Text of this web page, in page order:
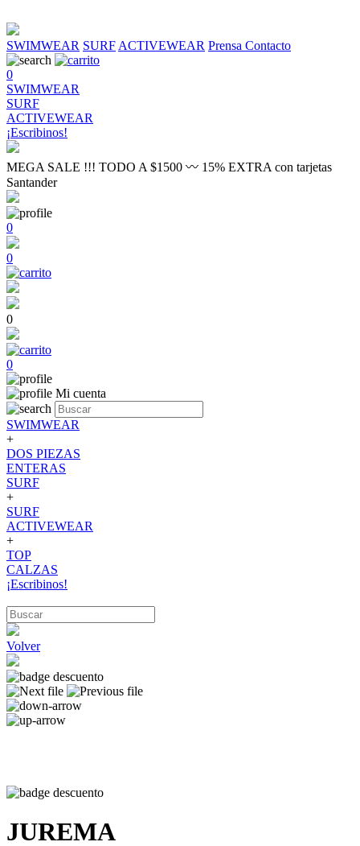
SWIMWEAR SURF ACTIVEWEAR Prensa Contacto
0
SWIMWEAR
SURF
ACTIVEWEAR
¡Escribinos!
MEGA SALE !!! TODO A $1500 〰 15% EXTRA con tarjetas
Santander
0
0
0
0
Mi cuenta
SWIMWEAR
+
DOS PIEZAS
ENTERAS
SURF
+
SURF
ACTIVEWEAR
+
TOP
CALZAS
¡Escribinos!
Volver
JUREMA